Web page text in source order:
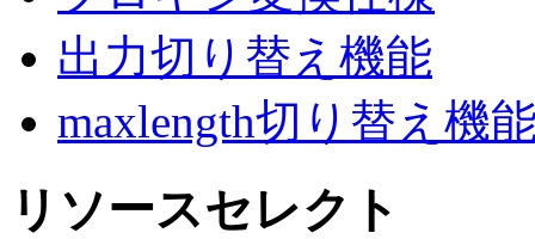
出力切り替え機能
maxlength切り替え機
リソースセレクト